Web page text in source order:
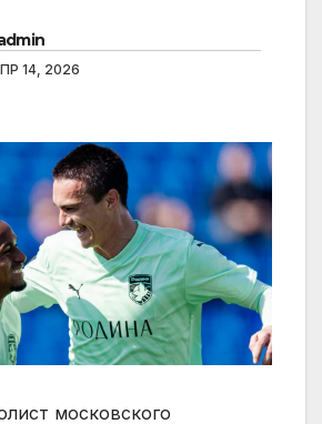
14, 2026
московского